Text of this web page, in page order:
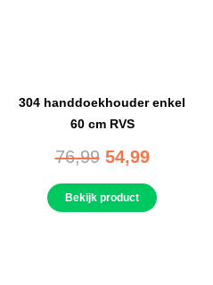
304 handdoekhouder enkel
60 cm RVS
76,99 54,99
Bekijk product